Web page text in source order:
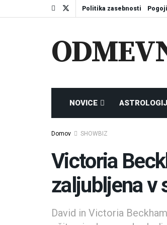
Politika zasebnosti
NOVICE
Domov SHOWBIZ
Victoria
zaljubljena v
David in Victoria